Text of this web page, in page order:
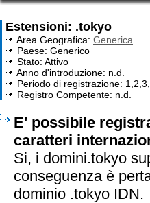
Estensioni: .tokyo
Area Geografica: Generica
Paese: Generico
Stato: Attivo
Anno d'introduzione: n.d.
Periodo di registrazione:
Registro Competente: n.d.
E' possibile
caratteri
Si, i domini.tokyo
conseguenza è
dominio .tokyo IDN.